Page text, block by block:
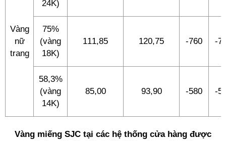
Vàng
nữ
trang
24K)
75%
(vàng
18K)
111,85 120,75 -760 -
58,3%
(vàng
14K)
85,00 93,90 -580 -
Vàng miếng SJC tại các hệ thống cửa hàng được